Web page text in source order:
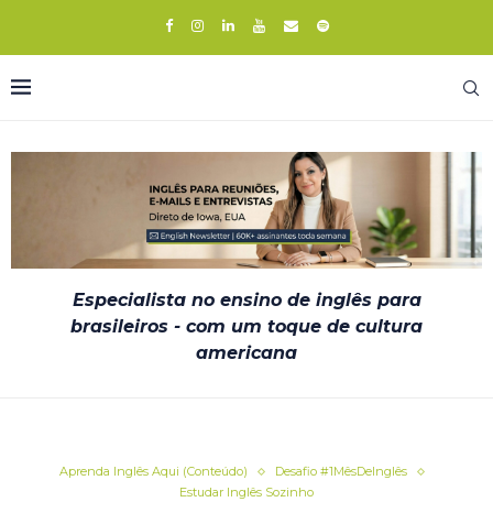
Especialista no ensino de inglês para
brasileiros - com um toque de cultura
americana
Aprenda Inglês Aqui (Conteúdo)
Desafio #1MêsDeInglês
Estudar Inglês Sozinho